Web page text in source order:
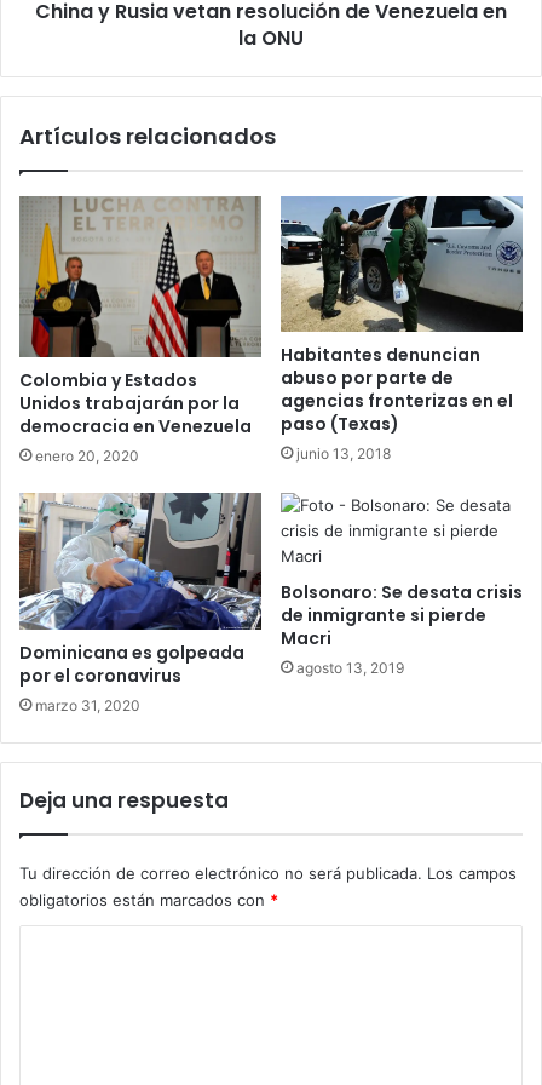
ONU
China y Rusia vetan resolución de Venezuela en
la ONU
Artículos relacionados
Colombia y Estados
Unidos trabajarán por la
democracia en Venezuela
enero 20, 2020
Habitantes denuncian
abuso por parte de
agencias fronterizas en el
paso (Texas)
junio 13, 2018
Dominicana es golpeada
por el coronavirus
marzo 31, 2020
Bolsonaro: Se desata crisis
de inmigrante si pierde
Macri
agosto 13, 2019
Deja una respuesta
Tu dirección de correo electrónico no será publicada. Los campos
obligatorios están marcados con *